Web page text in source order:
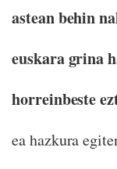
astean behin
euskara grina
horreinbeste
ea hazkura